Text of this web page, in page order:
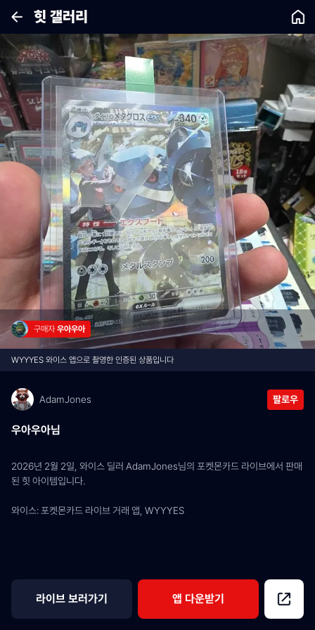
힛 갤러리
구매자 우아우아
WYYYES 와이스 앱으로 촬영한 인증된 상품입니다
AdamJones 팔로우
우아우아님
2026년 2월 2일, 와이스 딜러 AdamJones님의 포켓몬카드 라이브에서 판매
된 힛 아이템입니다.
와이스: 포켓몬카드 라이브 거래 앱, WYYYES
라이브 보러가기 앱 다운받기